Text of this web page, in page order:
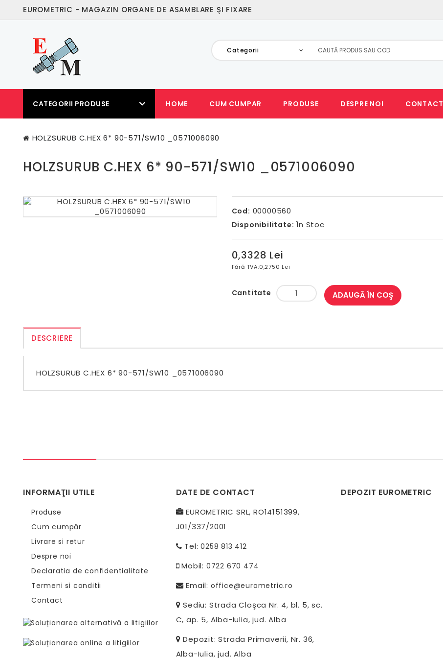
EUROMETRIC - MAGAZIN ORGANE DE ASAMBLARE ŞI FIXARE
Categorii
CATEGORII PRODUSE HOME CUM CUMPAR PRODUSE DESPRE NOI CONTACT
HOLZSURUB C.HEX 6* 90-571/SW10 _0571006090
HOLZSURUB C.HEX 6* 90-571/SW10 _0571006090
Cod: 00000560
Disponibilitate: În Stoc
0,3328 Lei
Fără TVA:0,2750 Lei
Cantitate ADAUGĂ ÎN COŞ
DESCRIERE
HOLZSURUB C.HEX 6* 90-571/SW10 _0571006090
INFORMAŢII UTILE
Produse
Cum cumpăr
Livrare si retur
Despre noi
Declaratia de confidentialitate
Termeni si conditii
Contact
DATE DE CONTACT
EUROMETRIC SRL, RO14151399,
J01/337/2001
Tel:0258 813 412
Mobil: 0722 670 474
Email: office@eurometric.ro
Sediu: Strada Cloşca Nr. 4, bl. 5, sc.
C, ap. 5, Alba-Iulia, jud. Alba
Depozit: Strada Primaverii, Nr. 36,
Alba-Iulia, jud. Alba
DEPOZIT EUROMETRIC